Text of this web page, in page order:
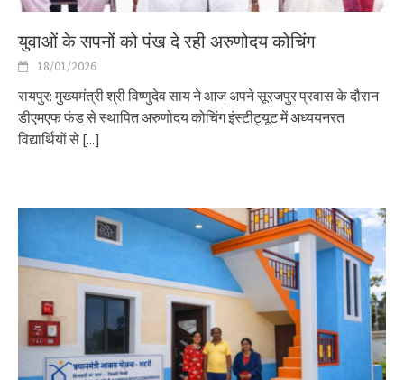
युवाओं के सपनों को पंख दे रही अरुणोदय कोचिंग
18/01/2026
रायपुर: मुख्यमंत्री श्री विष्णुदेव साय ने आज अपने सूरजपुर प्रवास के दौरान
डीएमएफ फंड से स्थापित अरुणोदय कोचिंग इंस्टीट्यूट में अध्ययनरत
विद्यार्थियों से [...]